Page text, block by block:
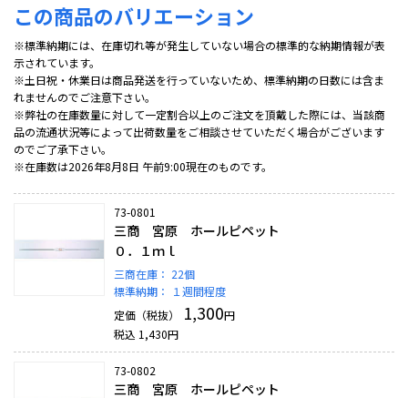
この商品のバリエーション
※標準納期には、在庫切れ等が発生していない場合の標準的な納期情報が表
示されています。
※土日祝・休業日は商品発送を行っていないため、標準納期の日数には含ま
れませんのでご注意下さい。
※弊社の在庫数量に対して一定割合以上のご注文を頂戴した際には、当該商
品の流通状況等によって出荷数量をご相談させていただく場合がございます
のでご了承下さい。
※在庫数は2026年8月8日 午前9:00現在のものです。
73-0801
三商 宮原 ホールピペット
０．１ｍｌ
三商在庫： 22個
標準納期：
１週間程度
定価（税抜）
1,300円
税込 1,430円
73-0802
三商 宮原 ホールピペット